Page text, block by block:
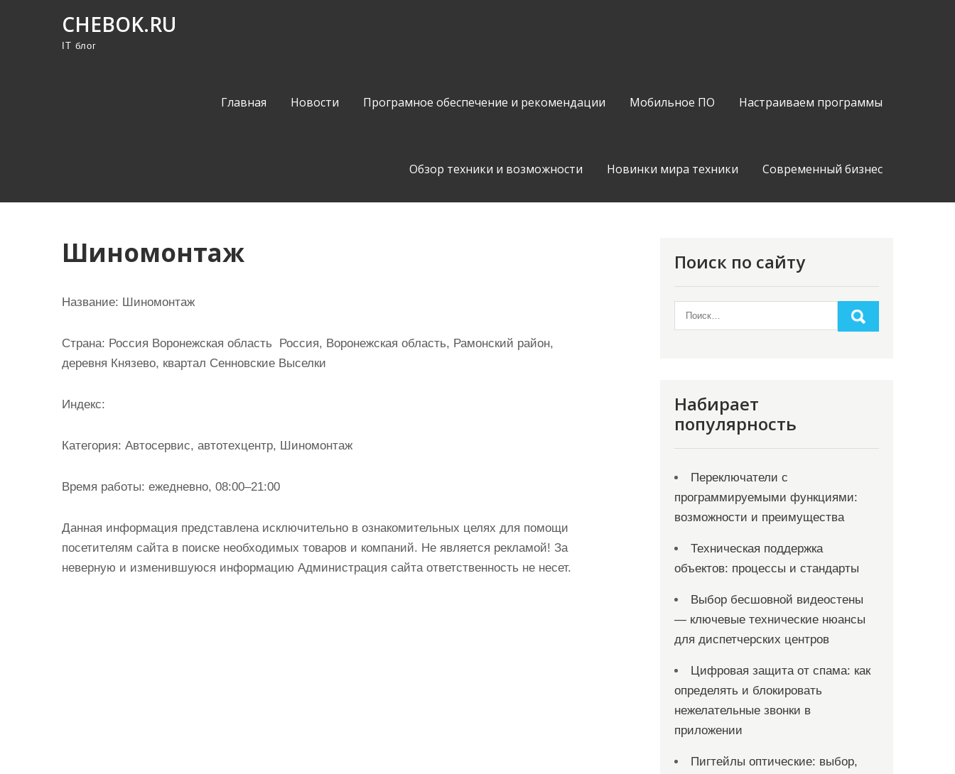
CHEBOK.RU
IT блог
Главная Новости Програмное обеспечение и рекомендации Мобильное ПО Настраиваем программы
Обзор техники и возможности Новинки мира техники Современный бизнес
Шиномонтаж
Название: Шиномонтаж
Страна: Россия Воронежская область Россия, Воронежская область, Рамонский район,
деревня Князево, квартал Сенновские Выселки
Индекс:
Категория: Автосервис, автотехцентр, Шиномонтаж
Время работы: ежедневно, 08:00–21:00
Данная информация представлена исключительно в ознакомительных целях для помощи
посетителям сайта в поиске необходимых товаров и компаний. Не является рекламой! За
неверную и изменившуюся информацию Администрация сайта ответственность не несет.
Поиск по сайту
Набирает
популярность
Переключатели с
программируемыми функциями:
возможности и преимущества
Техническая поддержка
объектов: процессы и стандарты
Выбор бесшовной видеостены
— ключевые технические нюансы
для диспетчерских центров
Цифровая защита от спама: как
определять и блокировать
нежелательные звонки в
приложении
Пигтейлы оптические: выбор,